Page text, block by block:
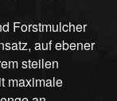
Forstmulcher
auf ebener
steilen
maximale